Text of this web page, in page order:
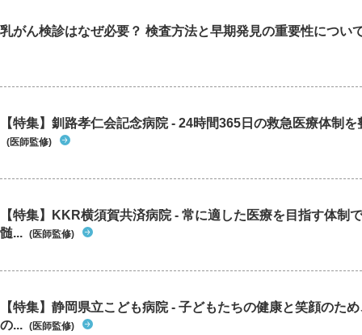
乳がん検診はなぜ必要？ 検査方法と早期発見の重要性につい
【特集】釧路孝仁会記念病院 - 24時間365日の救急医療体制
(医師監修)
【特集】KKR横須賀共済病院 - 常に適した医療を目指す体制
髄... (医師監修)
【特集】静岡県立こども病院 - 子どもたちの健康と笑顔のた
の... (医師監修)